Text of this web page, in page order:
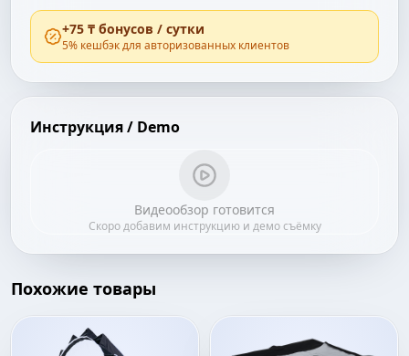
+75 ₸ бонусов / сутки
5% кешбэк для авторизованных клиентов
Инструкция / Demo
Видеообзор готовится
Скоро добавим инструкцию и демо съёмку
Похожие товары